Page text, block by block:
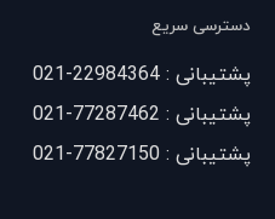
دسترسی سریع
پشتیبانی : 22984364-021
پشتیبانی : 77287462-021
پشتیبانی : 77827150-021